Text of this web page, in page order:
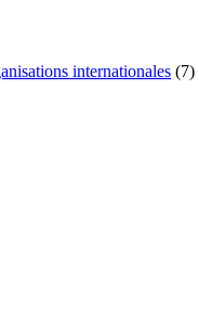
internationales (7)